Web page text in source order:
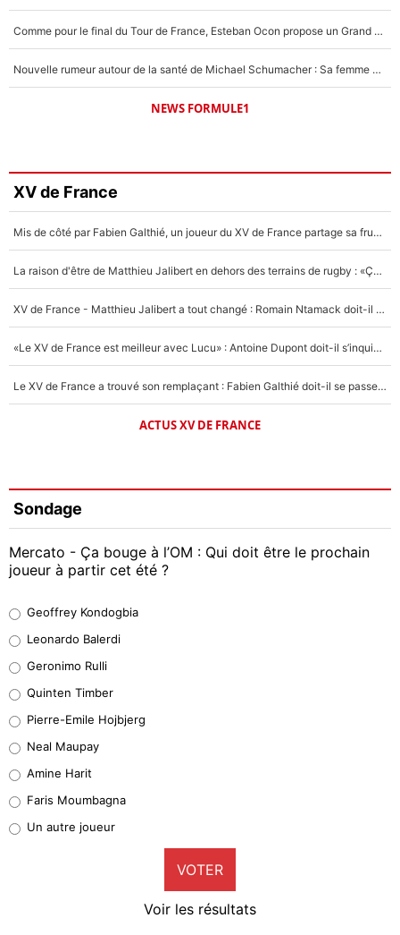
Comme pour le final du Tour de France, Esteban Ocon propose un Grand Prix de Formule 1 à Paris : «Autour de l’Arc de Triomphe, ce serait génial» !
Nouvelle rumeur autour de la santé de Michael Schumacher : Sa femme Corinna sort du silence
NEWS FORMULE1
XV de France
Mis de côté par Fabien Galthié, un joueur du XV de France partage sa frustration : «ils ne me l’ont pas dit tout de suite»
La raison d'être de Matthieu Jalibert en dehors des terrains de rugby : «Ça m'atteint autant que si tu touches à un membre de ma famille»
XV de France - Matthieu Jalibert a tout changé : Romain Ntamack doit-il s’inquiéter pour sa place à un an de la Coupe du monde ?
«Le XV de France est meilleur avec Lucu» : Antoine Dupont doit-il s’inquiéter pour sa place ?
Le XV de France a trouvé son remplaçant : Fabien Galthié doit-il se passer d'Antoine Dupont ?
ACTUS XV DE FRANCE
Sondage
Mercato - Ça bouge à l’OM : Qui doit être le prochain
joueur à partir cet été ?
38%
32%
5%
1%
9%
Geoffrey Kondogbia
Leonardo Balerdi
Geronimo Rulli
Quinten Timber
Pierre-Emile Hojbjerg
Neal Maupay
Amine Harit
Faris Moumbagna
Un autre joueur
VOTER
Voir les résultats